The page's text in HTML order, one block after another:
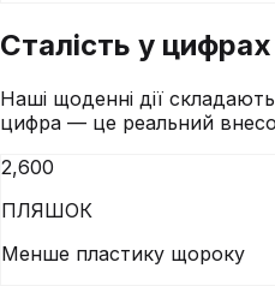
Сталість у цифрах
Наші щоденні дії
цифра — це реальний
2,600
ПЛЯШОК
Менше пластику щороку